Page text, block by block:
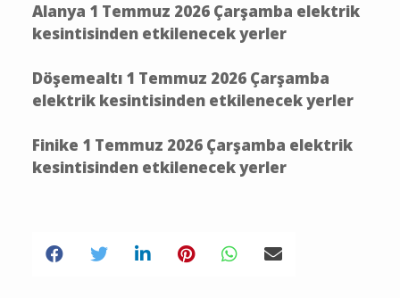
Alanya 1 Temmuz 2026 Çarşamba elektrik
kesintisinden etkilenecek yerler
Döşemealtı 1 Temmuz 2026 Çarşamba
elektrik kesintisinden etkilenecek yerler
Finike 1 Temmuz 2026 Çarşamba elektrik
kesintisinden etkilenecek yerler